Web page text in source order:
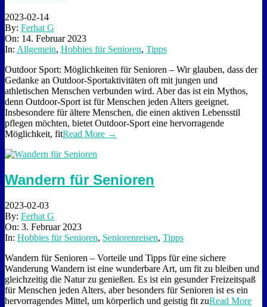
2023-02-14
By: Ferhat G
On: 14. Februar 2023
In: Allgemein, Hobbies für Senioren, Tipps
Outdoor Sport: Möglichkeiten für Senioren – Wir glauben, dass der
Gedanke an Outdoor-Sportaktivitäten oft mit jungen und
athletischen Menschen verbunden wird. Aber das ist ein Mythos,
denn Outdoor-Sport ist für Menschen jeden Alters geeignet.
Insbesondere für ältere Menschen, die einen aktiven Lebensstil
pflegen möchten, bietet Outdoor-Sport eine hervorragende
Möglichkeit, fitRead More →
Wandern für Senioren
2023-02-03
By: Ferhat G
On: 3. Februar 2023
In: Hobbies für Senioren, Seniorenreisen, Tipps
Wandern für Senioren – Vorteile und Tipps für eine sichere
Wanderung Wandern ist eine wunderbare Art, um fit zu bleiben und
gleichzeitig die Natur zu genießen. Es ist ein gesunder Freizeitspaß
für Menschen jeden Alters, aber besonders für Senioren ist es ein
hervorragendes Mittel, um körperlich und geistig fit zuRead More